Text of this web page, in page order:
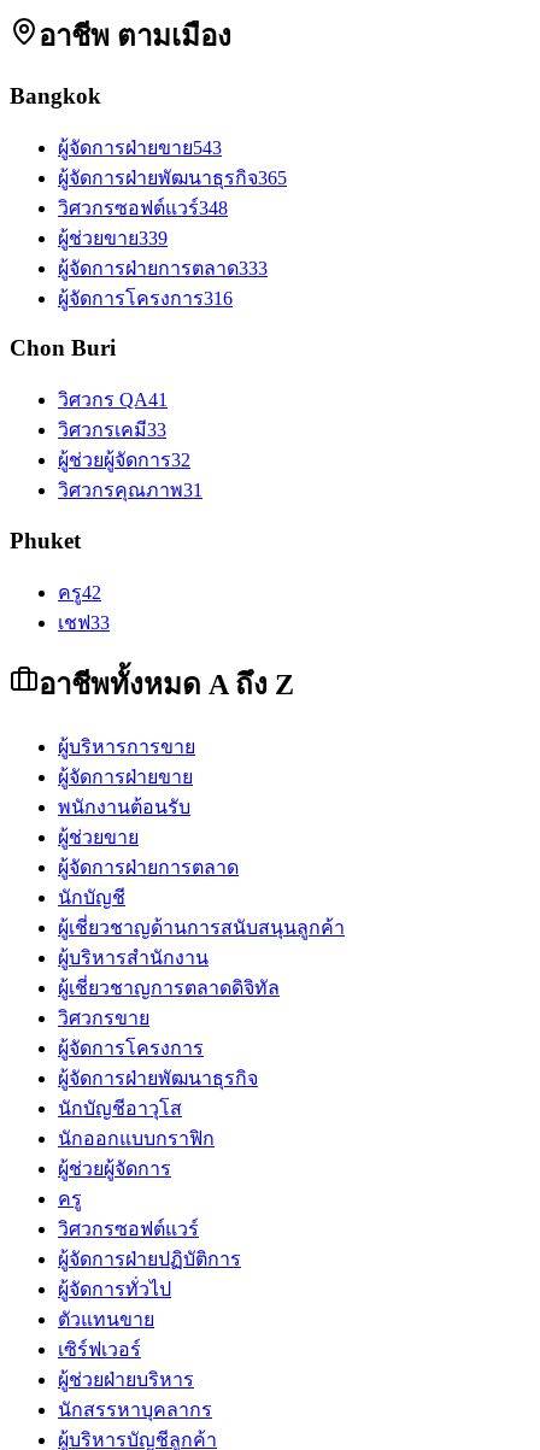
อาชีพ ตามเมือง
Bangkok
ผู้จัดการฝ่ายขาย543
ผู้จัดการฝ่ายพัฒนาธุรกิจ365
วิศวกรซอฟต์แวร์348
ผู้ช่วยขาย339
ผู้จัดการฝ่ายการตลาด333
ผู้จัดการโครงการ316
Chon Buri
วิศวกร QA41
วิศวกรเคมี33
ผู้ช่วยผู้จัดการ32
วิศวกรคุณภาพ31
Phuket
ครู42
เชฟ33
อาชีพทั้งหมด A ถึง Z
ผู้บริหารการขาย
ผู้จัดการฝ่ายขาย
พนักงานต้อนรับ
ผู้ช่วยขาย
ผู้จัดการฝ่ายการตลาด
นักบัญชี
ผู้เชี่ยวชาญด้านการสนับสนุนลูกค้า
ผู้บริหารสำนักงาน
ผู้เชี่ยวชาญการตลาดดิจิทัล
วิศวกรขาย
ผู้จัดการโครงการ
ผู้จัดการฝ่ายพัฒนาธุรกิจ
นักบัญชีอาวุโส
นักออกแบบกราฟิก
ผู้ช่วยผู้จัดการ
ครู
วิศวกรซอฟต์แวร์
ผู้จัดการฝ่ายปฏิบัติการ
ผู้จัดการทั่วไป
ตัวแทนขาย
เซิร์ฟเวอร์
ผู้ช่วยฝ่ายบริหาร
นักสรรหาบุคลากร
ผู้บริหารบัญชีลูกค้า